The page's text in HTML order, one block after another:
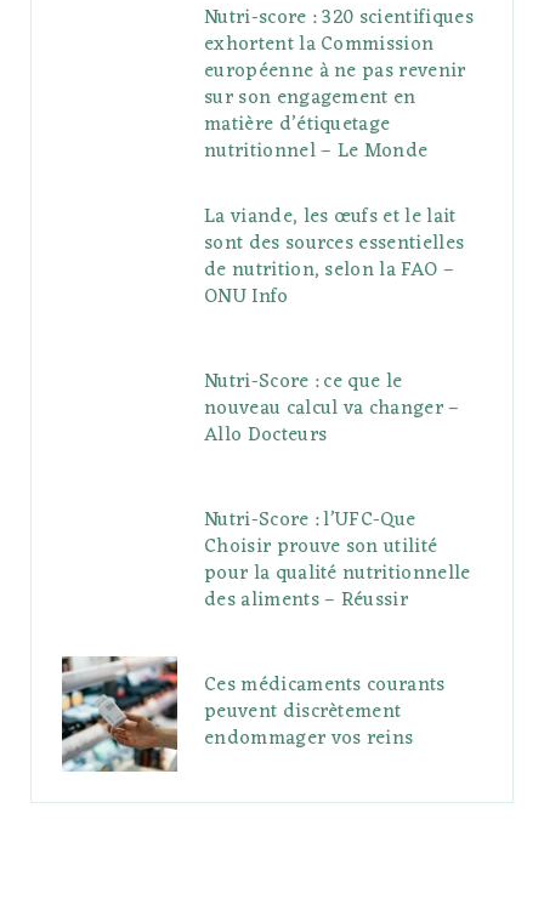
Nutri-score : 320 scientifiques
exhortent la Commission
européenne à ne pas revenir
sur son engagement en
matière d’étiquetage
nutritionnel – Le Monde
La viande, les œufs et le lait
sont des sources essentielles
de nutrition, selon la FAO –
ONU Info
Nutri-Score : ce que le
nouveau calcul va changer –
Allo Docteurs
Nutri-Score : l’UFC-Que
Choisir prouve son utilité
pour la qualité nutritionnelle
des aliments – Réussir
Ces médicaments courants
peuvent discrètement
endommager vos reins